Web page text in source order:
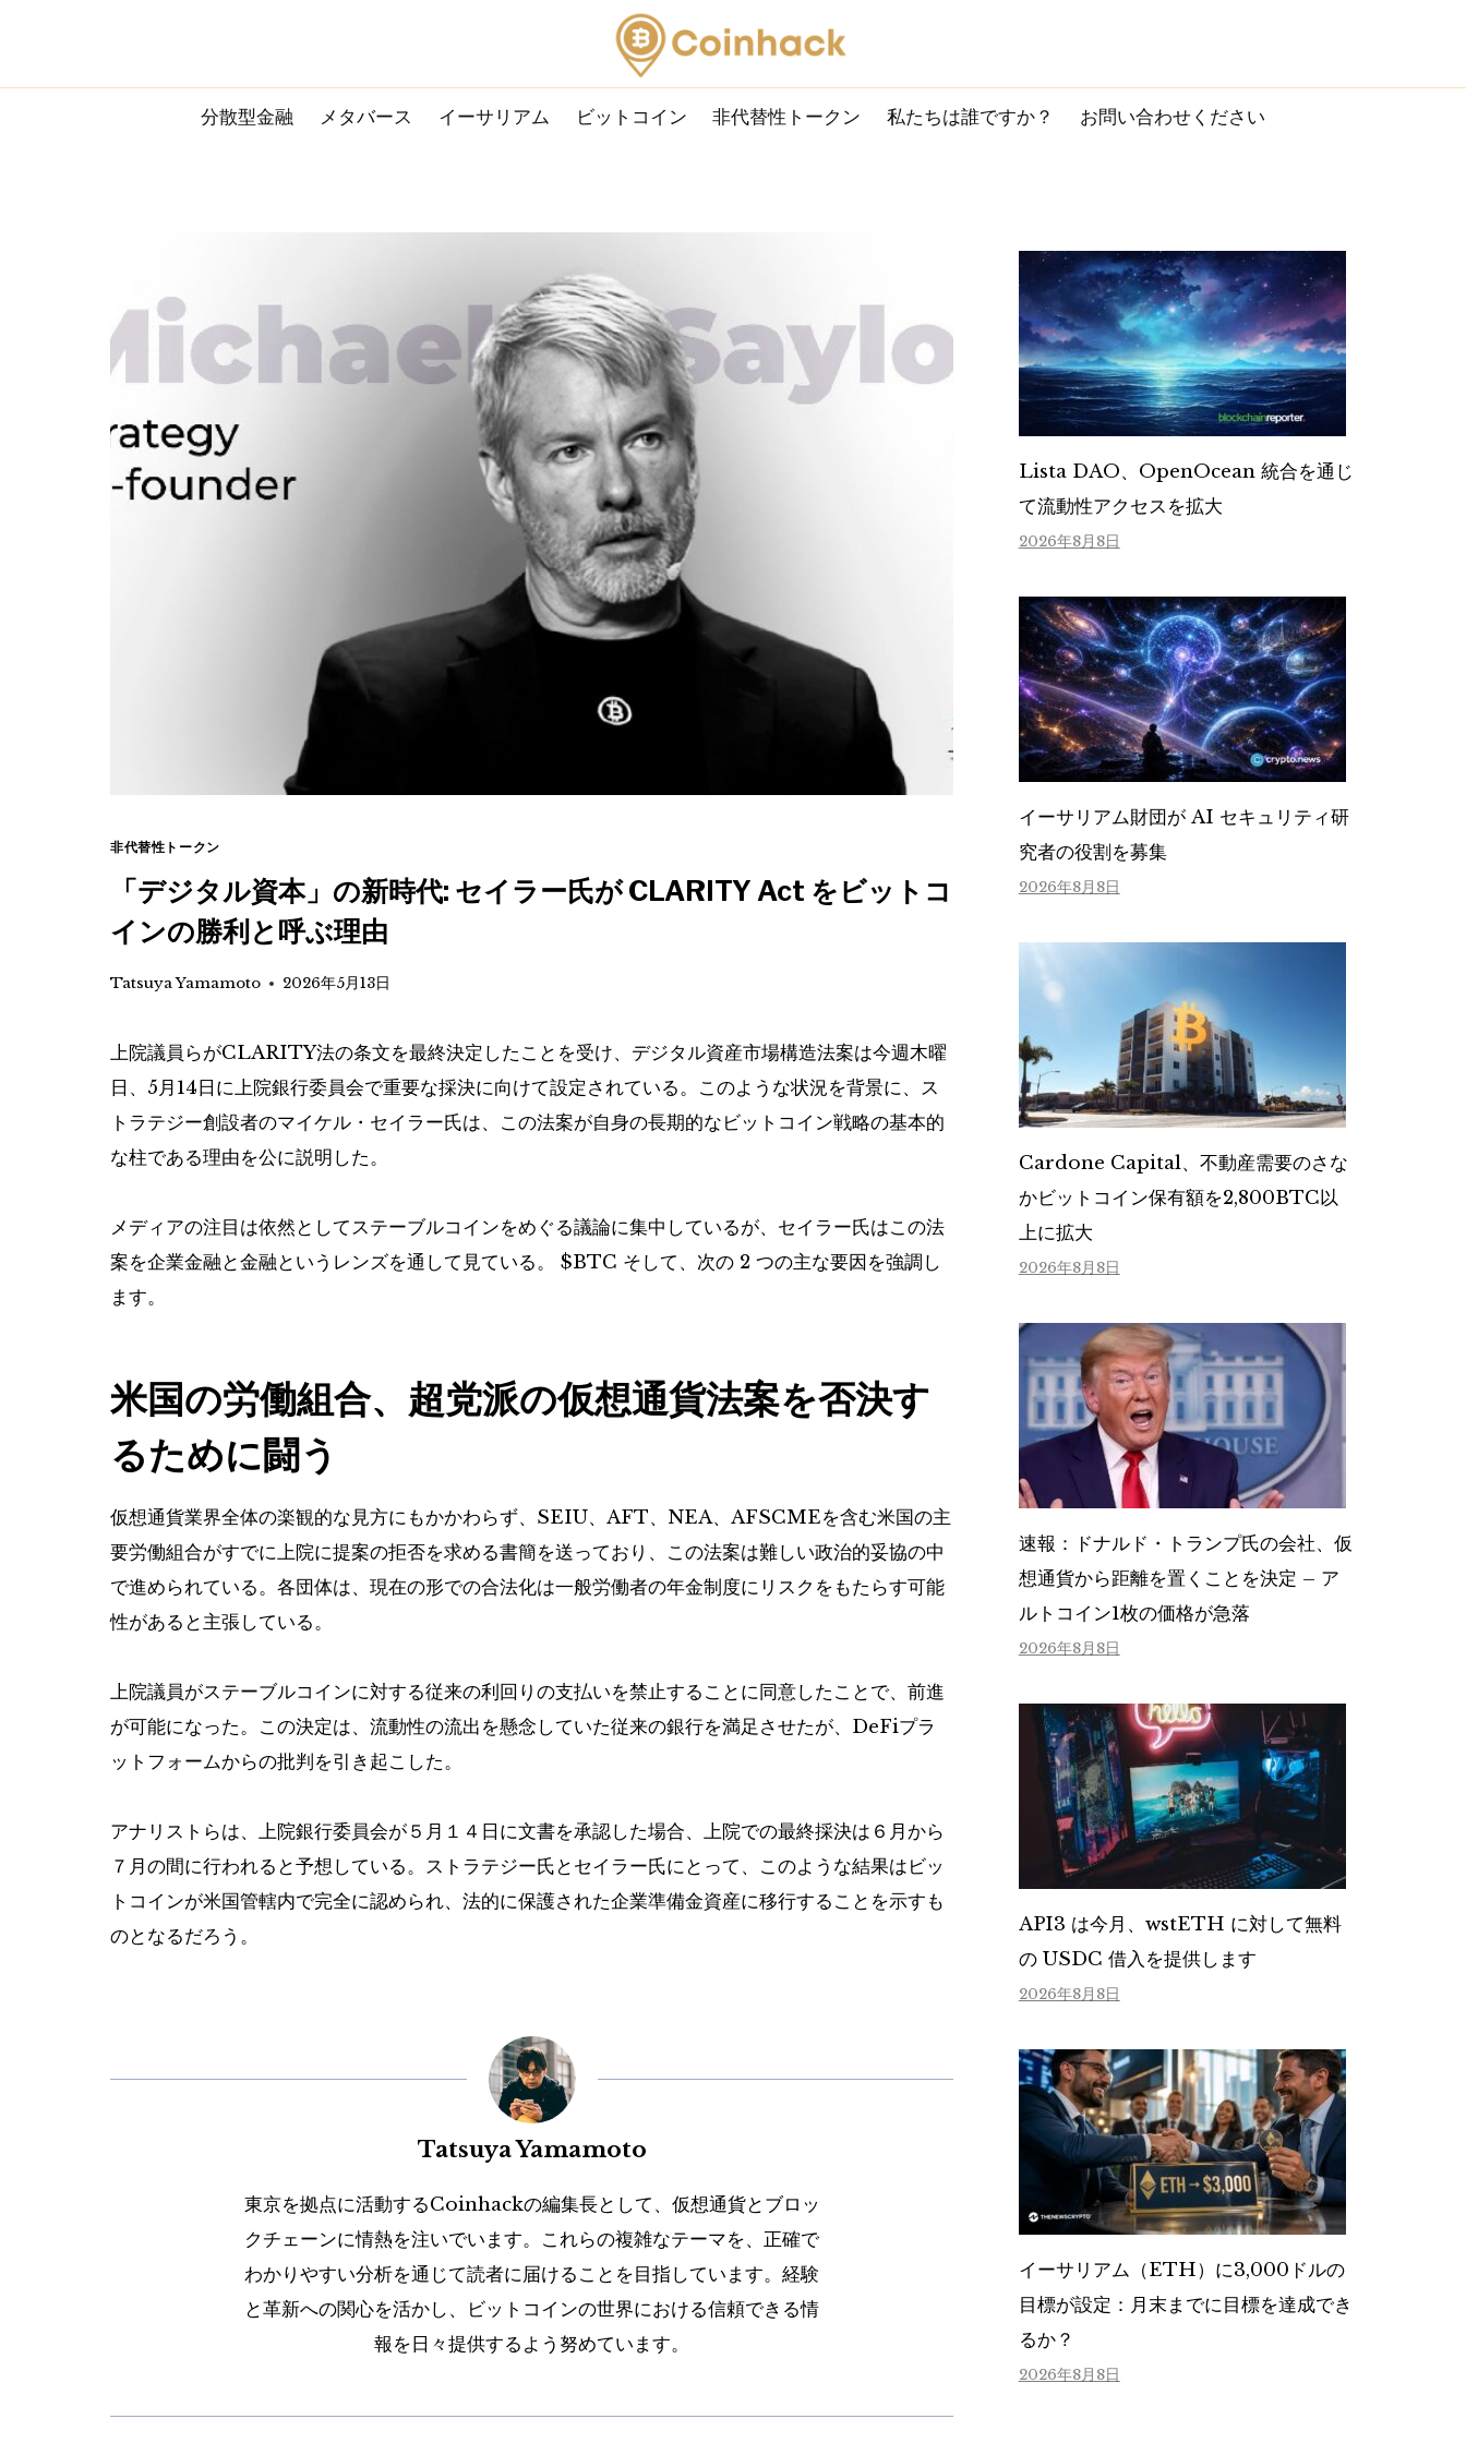
content
分散型金融 メタバース イーサリアム ビットコイン 非代替性トークン 私たちは誰ですか？ お問い合わせください
非代替性トークン
「デジタル資本」の新時代: セイラー氏が CLARITY Act をビットコ
インの勝利と呼ぶ理由
Tatsuya Yamamoto 2026年5月13日
上院議員らがCLARITY法の条文を最終決定したことを受け、デジタル資産市場構造法案は今週木曜
日、5月14日に上院銀行委員会で重要な採決に向けて設定されている。このような状況を背景に、ス
トラテジー創設者のマイケル・セイラー氏は、この法案が自身の長期的なビットコイン戦略の基本的
な柱である理由を公に説明した。
メディアの注目は依然としてステーブルコインをめぐる議論に集中しているが、セイラー氏はこの法
案を企業金融と金融というレンズを通して見ている。 $BTC そして、次の 2 つの主な要因を強調し
ます。
米国の労働組合、超党派の仮想通貨法案を否決す
るために闘う
仮想通貨業界全体の楽観的な見方にもかかわらず、SEIU、AFT、NEA、AFSCMEを含む米国の主
要労働組合がすでに上院に提案の拒否を求める書簡を送っており、この法案は難しい政治的妥協の中
で進められている。各団体は、現在の形での合法化は一般労働者の年金制度にリスクをもたらす可能
性があると主張している。
上院議員がステーブルコインに対する従来の利回りの支払いを禁止することに同意したことで、前進
が可能になった。この決定は、流動性の流出を懸念していた従来の銀行を満足させたが、DeFiプラ
ットフォームからの批判を引き起こした。
アナリストらは、上院銀行委員会が５月１４日に文書を承認した場合、上院での最終採決は６月から
７月の間に行われると予想している。ストラテジー氏とセイラー氏にとって、このような結果はビッ
トコインが米国管轄内で完全に認められ、法的に保護された企業準備金資産に移行することを示すも
のとなるだろう。
Tatsuya Yamamoto
東京を拠点に活動するCoinhackの編集長として、仮想通貨とブロッ
クチェーンに情熱を注いでいます。これらの複雑なテーマを、正確で
わかりやすい分析を通じて読者に届けることを目指しています。経験
と革新への関心を活かし、ビットコインの世界における信頼できる情
報を日々提供するよう努めています。
Lista DAO、OpenOcean 統合を通じ
て流動性アクセスを拡大
2026年8月8日
イーサリアム財団が AI セキュリティ研
究者の役割を募集
2026年8月8日
Cardone Capital、不動産需要のさな
かビットコイン保有額を2,800BTC以
上に拡大
2026年8月8日
速報：ドナルド・トランプ氏の会社、仮
想通貨から距離を置くことを決定 – ア
ルトコイン1枚の価格が急落
2026年8月8日
API3 は今月、wstETH に対して無料
の USDC 借入を提供します
2026年8月8日
イーサリアム（ETH）に3,000ドルの
目標が設定：月末までに目標を達成でき
るか？
2026年8月8日